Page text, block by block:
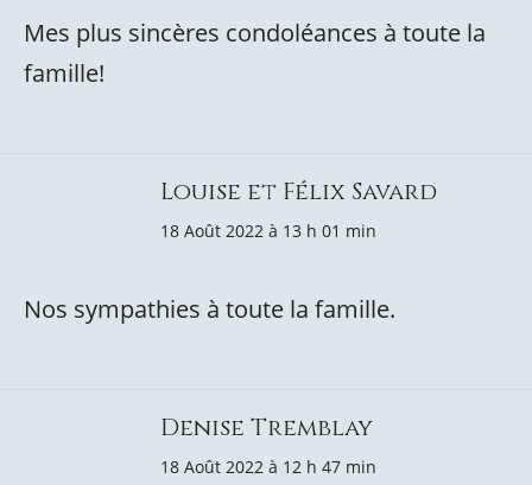
Mes plus sincères condoléances à toute la
famille!
Louise et Félix Savard
18 Août 2022 à 13 h 01 min
Nos sympathies à toute la famille.
Denise Tremblay
18 Août 2022 à 12 h 47 min